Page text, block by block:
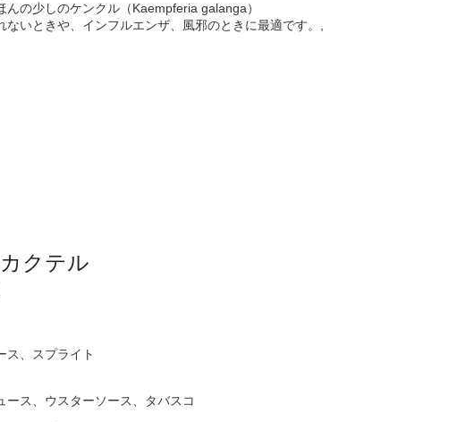
の少しのケンクル（Kaempferia galanga）
いときや、インフルエンザ、風邪のときに最適です。,
クテル
ス、スプライト
ース、ウスターソース、タバスコ